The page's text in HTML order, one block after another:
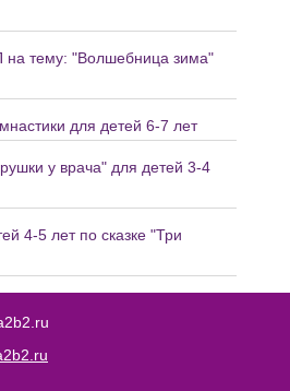
на тему: "Волшебница зима"
для детей 6-7 лет
у врача" для детей 3-4
4-5 лет по сказке "Три